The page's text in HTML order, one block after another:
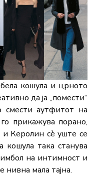
кошула и црното
да ја „помести“
смести аутфитот на
прикажува порано,
Керолин сè уште се
кошула така станува
на интимност и
мала тајна.